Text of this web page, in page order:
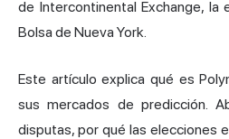
de Intercontinental Exchange, la
Bolsa de Nueva York.
Este artículo explica qué es
sus mercados de predicción.
disputas, por qué las elecciones